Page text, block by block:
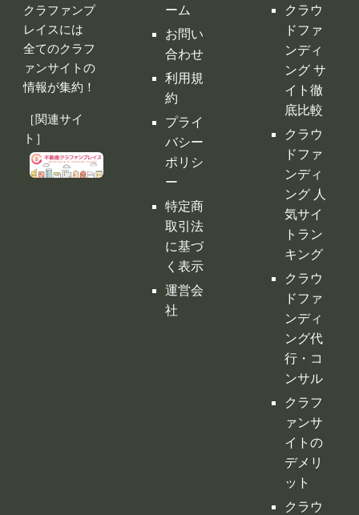
レイスには
全てのクラフ
ァンサイトの
情報が集約！
［関連サイ
ト］
お問い
合わせ
利用規
約
プライ
バシー
ポリシ
ー
特定商
取引法
に基づ
く表示
運営会
社
ドファ
ンディ
ング サ
イト徹
底比較
クラウ
ドファ
ンディ
ング 人
気サイ
トラン
キング
クラウ
ドファ
ンディ
ング代
行・コ
ンサル
クラフ
ァンサ
イトの
デメリ
ット
クラウ
ドファ